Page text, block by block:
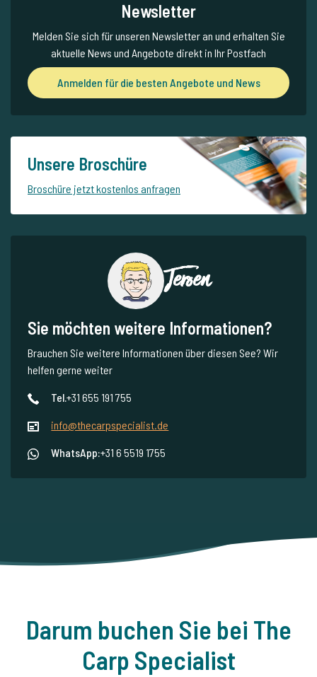
Newsletter
Melden Sie sich für unseren Newsletter an und erhalten Sie
aktuelle News und Angebote direkt in Ihr Postfach
Anmelden für die besten Angebote und News
Unsere Broschüre
Broschüre jetzt kostenlos anfragen
Jeroen
Sie möchten weitere Informationen?
Brauchen Sie weitere Informationen über diesen See? Wir
helfen gerne weiter
Tel.+31 655 191 755
info@thecarpspecialist.de
WhatsApp:+31 6 5519 1755
Darum buchen Sie bei The
Carp Specialist